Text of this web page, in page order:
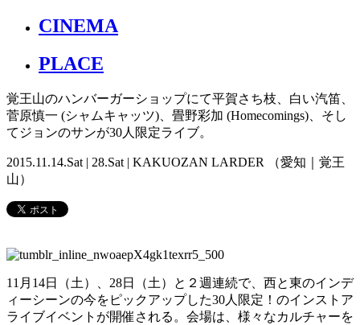
CINEMA
PLACE
覚王山のハンバーガーショップにて平賀さち枝、白い汽笛、
菅原慎一 (シャムキャッツ)、畳野彩加 (Homecomings)、そし
てジョンのサンが30人限定ライブ。
2015.11.14.Sat | 28.Sat | KAKUOZAN LARDER （愛知｜覚王
山）
11月14日（土）、28日（土）と２週連続で、西と東のインデ
ィーシーンの今をピックアップした30人限定！のインストア
ライブイベントが開催される。会場は、様々なカルチャーを